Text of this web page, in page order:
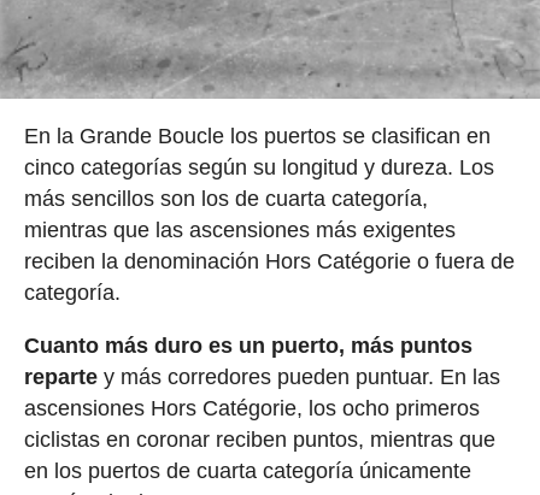
En la Grande Boucle los puertos se clasifican en
cinco categorías según su longitud y dureza. Los
más sencillos son los de cuarta categoría,
mientras que las ascensiones más exigentes
reciben la denominación Hors Catégorie o fuera de
categoría.
Cuanto más duro es un puerto, más puntos
reparte y más corredores pueden puntuar. En las
ascensiones Hors Catégorie, los ocho primeros
ciclistas en coronar reciben puntos, mientras que
en los puertos de cuarta categoría únicamente